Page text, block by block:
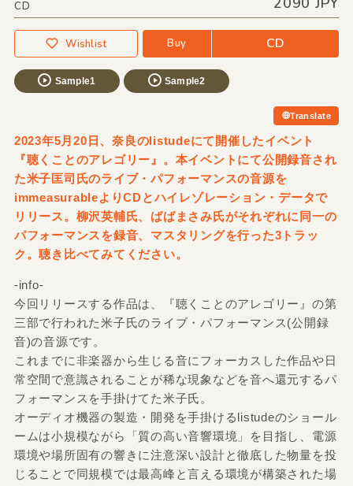
CD
Wishlist Buy CD
Sample1 Sample2
Translate
2023年5月20日、奈良のlistudeにて開催したイベント
『聴くことのアレゴリー』。本イベントにて公開録音され
た米子匡司氏のライブ・パフォーマンスの音源を
immeasurableよりCDとハイレゾレーション・データで
リリース。柳沢英輔氏、ばばまさみ氏がそれぞれに同一の
パフォーマンスを録音、マスタリングを行った3トラッ
ク。聴き比べてみてください。
-info-
今回リリースする作品は、『聴くことのアレゴリー』の第
三部で行われた米子氏のライブ・パフォーマンス(公開録
音)の音源です。
これまでに非楽器から生じる音にフォーカスした作品や日
常空間で意識されることが稀な現象などを音へ還元するパ
フォーマンスを手掛けてた米子氏。
オーディオ機器の製造・開発を手掛けるlistudeのショール
ームは小規模ながら「質の高い音響環境」を目指し、電源
環境や場所固有の響きに注意深い設計と徹底した物量を投
じることで同規模では最高峰と言える環境が構築された場